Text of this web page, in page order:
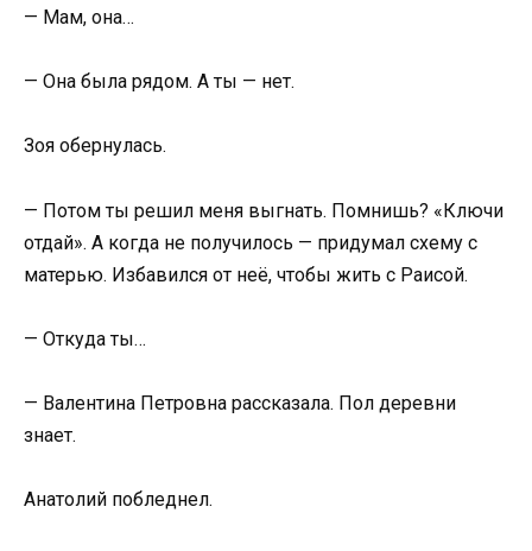
— Мам, она…
— Она была рядом. А ты — нет.
Зоя обернулась.
— Потом ты решил меня выгнать. Помнишь? «Ключи
отдай». А когда не получилось — придумал схему с
матерью. Избавился от неё, чтобы жить с Раисой.
— Откуда ты…
— Валентина Петровна рассказала. Пол деревни
знает.
Анатолий побледнел.